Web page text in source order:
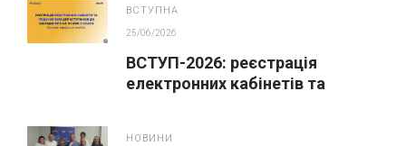
ВСТУПНА
25/06/2026
ВСТУП-2026: реєстрація
електронних кабінетів та
НОВИНИ